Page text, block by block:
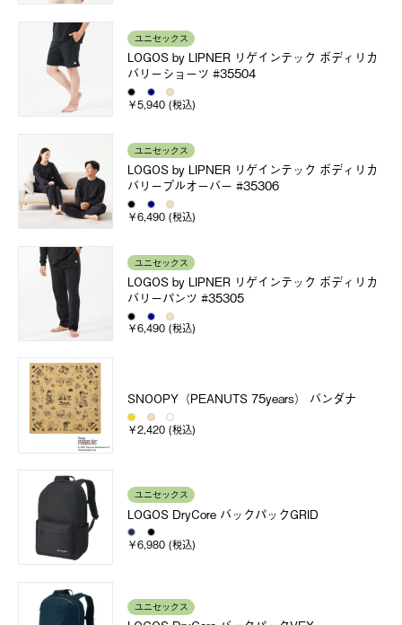
ユニセックス
LOGOS by LIPNER リゲインテック ボディリカ
バリーショーツ #35504
￥5,940 (税込)
ユニセックス
LOGOS by LIPNER リゲインテック ボディリカ
バリープルオーバー #35306
￥6,490 (税込)
ユニセックス
LOGOS by LIPNER リゲインテック ボディリカ
バリーパンツ #35305
￥6,490 (税込)
SNOOPY（PEANUTS 75years） バンダナ
￥2,420 (税込)
ユニセックス
LOGOS DryCore バックパックGRID
￥6,980 (税込)
ユニセックス